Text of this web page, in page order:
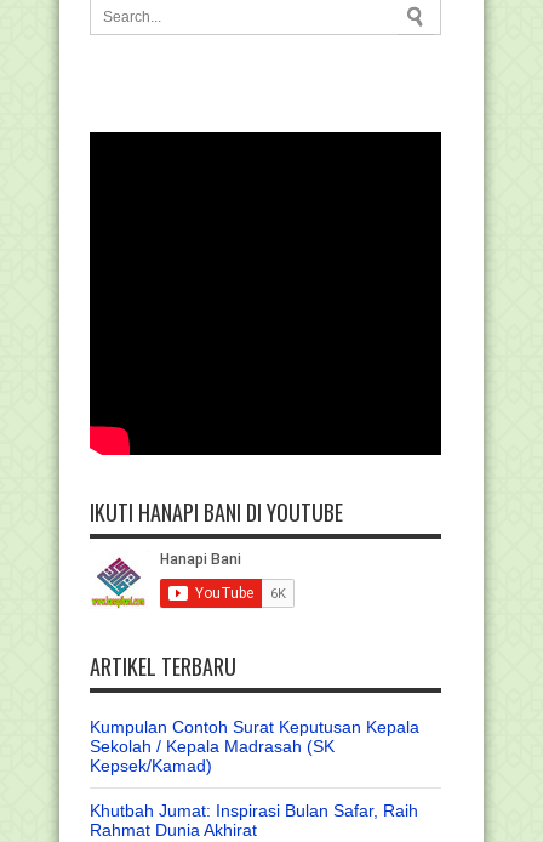
IKUTI HANAPI BANI DI YOUTUBE
ARTIKEL TERBARU
Kumpulan Contoh Surat Keputusan Kepala
Sekolah / Kepala Madrasah (SK
Kepsek/Kamad)
Khutbah Jumat: Inspirasi Bulan Safar, Raih
Rahmat Dunia Akhirat